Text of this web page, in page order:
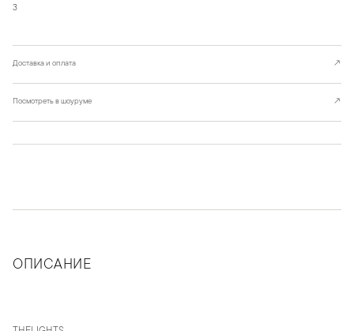
3
Доставка и оплата ↗
Посмотреть в шоуруме ↗
ОПИСАНИЕ